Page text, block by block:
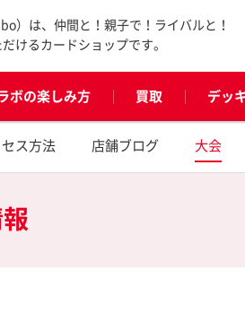
）は、仲間と！親子で！ライバルと！
けるカードショップです。
ボの楽しみ方 買取 デッ
ス方法 店舗ブログ 大会